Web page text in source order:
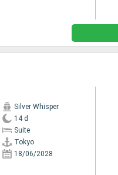
Silver Whisper
14 d
Suite
Tokyo
18/06/2028